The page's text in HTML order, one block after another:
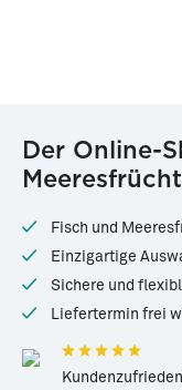
Der Online-
Fisch und
Einzigartige
Sichere und
Liefertermin frei